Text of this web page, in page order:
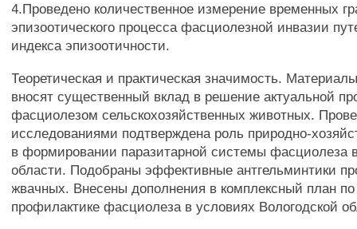
4.Проведено количественное измерение временных
эпизоотического процесса фасциолезной инвазии
индекса эпизоотичности.
Теоретическая и практическая значимость.
вносят существенный вклад в решение актуальной
фасциолезом сельскохозяйственных животных.
исследованиями подтверждена роль природно-
в формировании паразитарной системы фасциолеза
области. Подобраны эффективные антгельминтики
жвачных. Внесены дополнения в комплексный план
профилактике фасциолеза в условиях Вологодской